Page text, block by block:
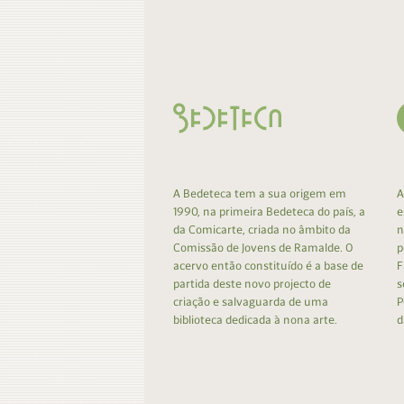
A Bedeteca tem a sua origem em
1990, na primeira Bedeteca do país, a
da Comicarte, criada no âmbito da
Comissão de Jovens de Ramalde. O
acervo então constituído é a base de
partida deste novo projecto de
criação e salvaguarda de uma
biblioteca dedicada à nona arte.